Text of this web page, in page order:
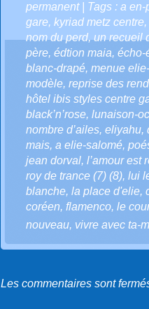
permanent| Tags : a en-
gare, kyriad metz centre,
nom du perd,un recueil
père, édtion maia, écho-
blanc-drapé, menue
modèle, reprise des
hôtel ibis styles centre
black’n’rose, lunaison-
nombre d’ailes, eliyahu,
mais, a elie-salomé,
jean dorval, l’amour est
roy de trance (7) (8), lui
blanche, la place d'elie,
coréen, flamenco, le
nouveau, vivre avec ta-
Les commentaires sont